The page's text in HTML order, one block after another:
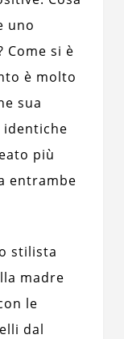
uno
si è
è molto
sua
identiche
più
entrambe
stilista
madre
le
dal